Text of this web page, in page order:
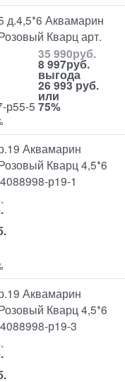
д.4,5*6 Аквамарин
Кварц арт.
р55-5
35 990руб.
8 997руб.
выгода
26 993 руб.
или
75%
Аквамарин
Кварц 4,5*6
р19-1
Аквамарин
Кварц 4,5*6
р19-3